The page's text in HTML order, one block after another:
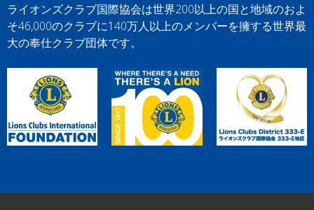
ライオンズクラブ国際協会は世界200以上の国と地域のおよ
そ46,000のクラブに140万人以上のメンバーを擁する世界最
大の奉仕クラブ団体です。